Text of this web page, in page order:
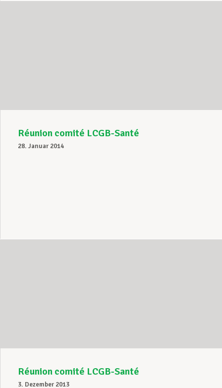
Réunion comité LCGB-Santé
28. Januar 2014
Réunion comité LCGB-Santé
3. Dezember 2013